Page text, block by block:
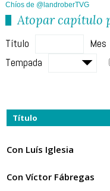
Chíos de @landroberTVG
Atopar capítulo
Título Mes
Tempada
Título
Con Luís Iglesia
Con Víctor Fábregas